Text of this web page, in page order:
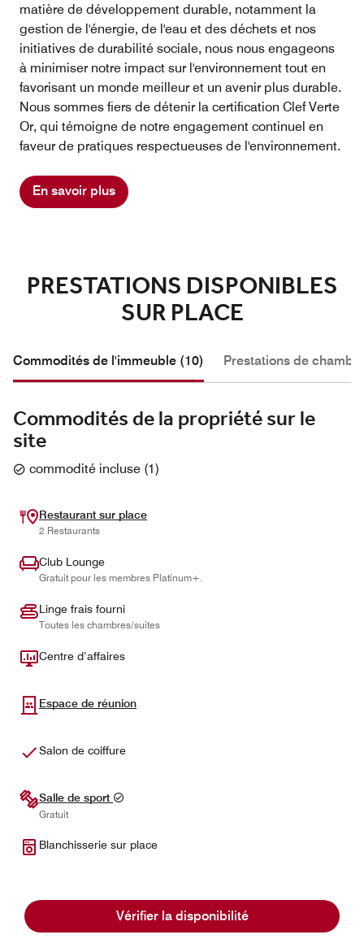
Vérifier la disponibilité
matière de développement durable, notamment la
gestion de l'énergie, de l'eau et des déchets et nos
initiatives de durabilité sociale, nous nous engageons
à minimiser notre impact sur l'environnement tout en
favorisant un monde meilleur et un avenir plus durable.
Nous sommes fiers de détenir la certification Clef Verte
Or, qui témoigne de notre engagement continuel en
faveur de pratiques respectueuses de l'environnement.
En savoir plus
PRESTATIONS DISPONIBLES
SUR PLACE
Commodités de l'immeuble (10) Prestations de
Commodités de la propriété sur le
site
commodité incluse (1)
Restaurant sur place
2 Restaurants
Club Lounge
Gratuit pour les membres Platinum+.
Linge frais fourni
Toutes les chambres/suites
Centre d’affaires
Espace de réunion
Salon de coiffure
Salle de sport
Gratuit
Blanchisserie sur place
Afficher plus